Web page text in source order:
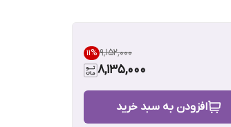
۹٬۱۵۲٬۰۰۰ 11%
8,135,000
افزودن به سبد خرید